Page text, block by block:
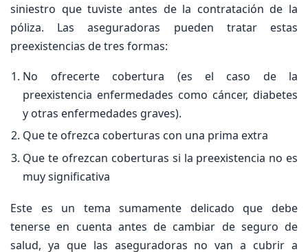
siniestro que tuviste antes de la contratación de la
póliza. Las aseguradoras pueden tratar estas
preexistencias de tres formas:
No ofrecerte cobertura (es el caso de la
preexistencia enfermedades como cáncer, diabetes
y otras enfermedades graves).
Que te ofrezca coberturas con una prima extra
Que te ofrezcan coberturas si la preexistencia no es
muy significativa
Este es un tema sumamente delicado que debe
tenerse en cuenta antes de cambiar de seguro de
salud, ya que las aseguradoras no van a cubrir a